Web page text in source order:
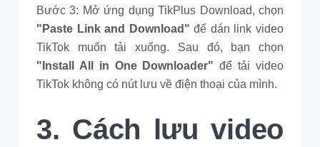
Bước 3: Mở ứng dụng TikPlus Download, chọn
"Paste Link and Download" để dán link video
TikTok muốn tải xuống. Sau đó, bạn chọn
"Install All in One Downloader" để tải video
TikTok không có nút lưu về điện thoại của mình.
3. Cách lưu video